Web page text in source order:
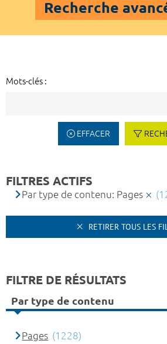
Recherche
Mots-clés :
EFFACER
FILTRES ACTIFS
Par type de contenu: Pages
RETIRER TOUS LES
FILTRE DE RÉSULTATS
Par type de contenu
Pages (1228)